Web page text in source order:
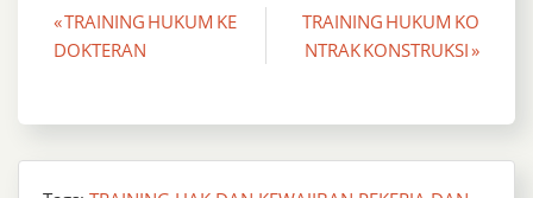
Post
navigation
« TRAINING HUKUM KE
DOKTERAN
TRAINING HUKUM KO
NTRAK KONSTRUKSI »